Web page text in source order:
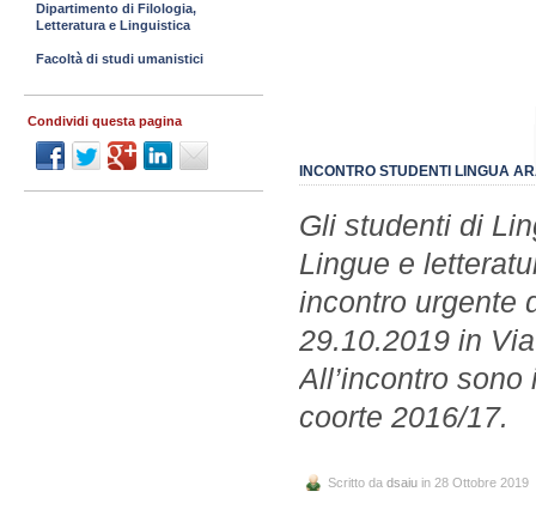
INCONTRO STUDENTI LINGUA
Gli studenti di
Lingue e
incontro urgente
29.10.2019 in
All’incontro
coorte 2016/17.
Scritto da dsaiu in 28 Ottobre 2019
Dipartimento di Filologia,
Letteratura e Linguistica
Facoltà di studi umanistici
Condividi questa pagina